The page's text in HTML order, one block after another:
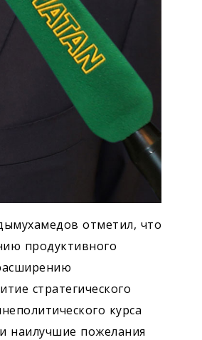
отметил, что
продуктивного
стратегического
курса
наилучшие пожелания